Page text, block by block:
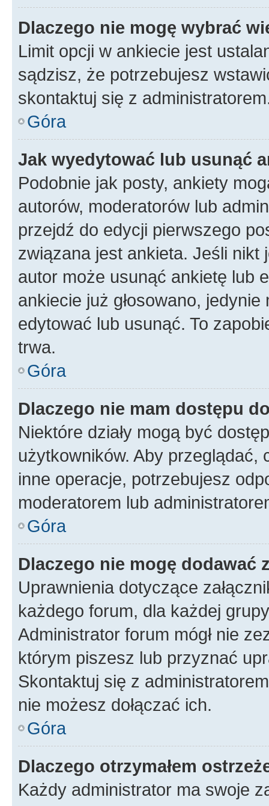
Dlaczego nie mogę wybrać
Limit opcji w ankiecie jest
sądzisz, że potrzebujesz
skontaktuj się z
Góra
Jak wyedytować lub usunąć
Podobnie jak posty, ankiety
autorów, moderatorów lub
przejdź do edycji pierwszego
związana jest ankieta. Jeśli nikt
autor może usunąć ankietę lub
ankiecie już głosowano,
edytować lub usunąć. To
trwa.
Góra
Dlaczego nie mam dostępu
Niektóre działy mogą być
użytkowników. Aby
inne operacje, potrzebujesz
moderatorem lub
Góra
Dlaczego nie mogę dodawać
Uprawnienia dotyczące
każdego forum, dla każdej
Administrator forum mógł nie
którym piszesz lub przyznać
Skontaktuj się z
nie możesz dołączać ich.
Góra
Dlaczego otrzymałem
Każdy administrator ma swoje